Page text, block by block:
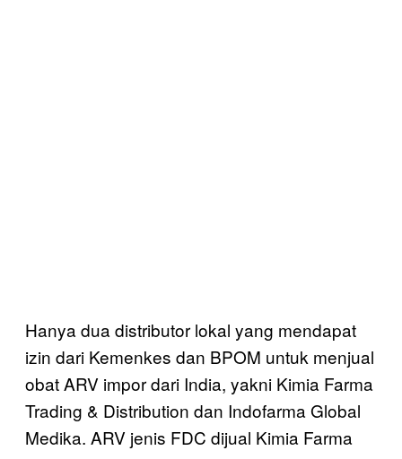
Hanya dua distributor lokal yang mendapat
izin dari Kemenkes dan BPOM untuk menjual
obat ARV impor dari India, yakni Kimia Farma
Trading & Distribution dan Indofarma Global
Medika. ARV jenis FDC dijual Kimia Farma